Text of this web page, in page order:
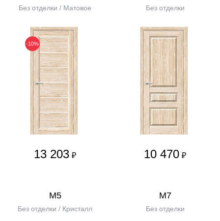
Без отделки / Матовое
-10%
13 203 ₽
Без отделки
10 470 ₽
М5
Без отделки / Кристалл
М7
Без отделки